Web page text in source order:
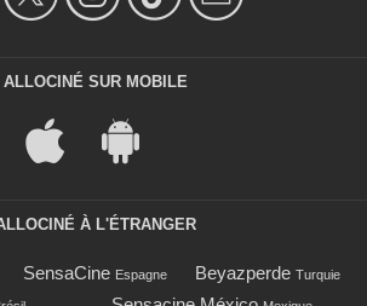
ALLOCINÉ SUR MOBILE
À L'ÉTRANGER
SensaCine Espagne Beyazperde Turquie